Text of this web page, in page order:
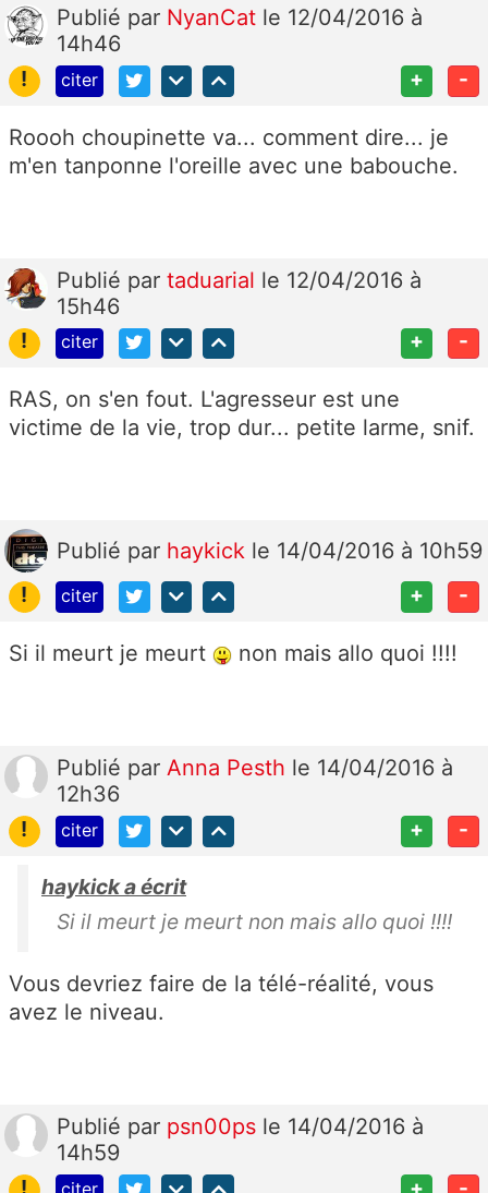
Publié par NyanCat le 12/04/2016 à
14h46
!
citer + -
Roooh choupinette va... comment dire... je
m'en tanponne l'oreille avec une babouche.
Publié par taduarial le 12/04/2016 à
15h46
!
citer + -
RAS, on s'en fout. L'agresseur est une
victime de la vie, trop dur... petite larme, snif.
Publié par haykick le 14/04/2016 à 10h59
!
citer + -
Si il meurt je meurt non mais allo quoi !!!!
Publié par Anna Pesth le 14/04/2016 à
12h36
!
citer + -
haykick a écrit
Si il meurt je meurt non mais allo quoi !!!!
Vous devriez faire de la télé-réalité, vous
avez le niveau.
Publié par psn00ps le 14/04/2016 à
14h59
!
citer + -